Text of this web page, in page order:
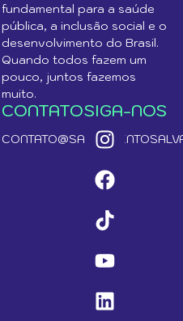
fundamental para a saúde
pública, a inclusão social e o
desenvolvimento do Brasil.
Quando todos fazem um
pouco, juntos fazemos
muito.
CONTATOSIGA-NOS